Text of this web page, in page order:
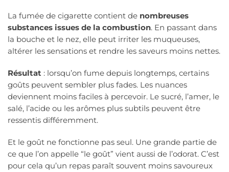
La fumée de cigarette contient de nombreuses
substances issues de la combustion. En passant dans
la bouche et le nez, elle peut irriter les muqueuses,
altérer les sensations et rendre les saveurs moins nettes.
Résultat : lorsqu’on fume depuis longtemps, certains
goûts peuvent sembler plus fades. Les nuances
deviennent moins faciles à percevoir. Le sucré, l’amer, le
salé, l’acide ou les arômes plus subtils peuvent être
ressentis différemment.
Et le goût ne fonctionne pas seul. Une grande partie de
ce que l’on appelle “le goût” vient aussi de l’odorat. C’est
pour cela qu’un repas paraît souvent moins savoureux